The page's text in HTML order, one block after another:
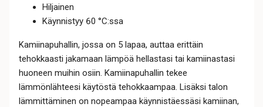
Hiljainen
Käynnistyy 60 °C:ssa
Kamiinapuhallin, jossa on 5 lapaa, auttaa erittäin
tehokkaasti jakamaan lämpöä hellastasi tai kamiinastasi
huoneen muihin osiin. Kamiinapuhallin tekee
lämmönlähteesi käytöstä tehokkaampaa. Lisäksi talon
lämmittäminen on nopeampaa käynnistäessäsi kamiinan,